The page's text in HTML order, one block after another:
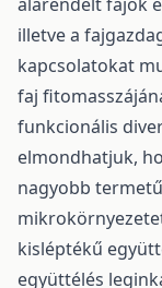
illetve a
kapcsolatokat
faj
funkcionális
elmondhatjuk,
nagyobb
kisléptékű
együttélés